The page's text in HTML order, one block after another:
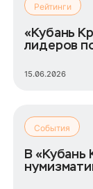
Рейтинги
«Кубань
лидеров
15.06.2026
События
В «Кубань